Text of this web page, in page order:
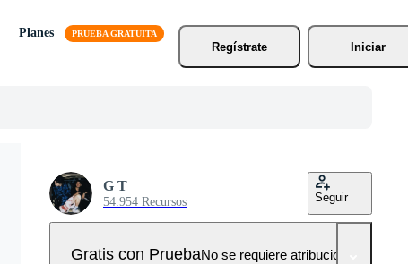
Planes
Regístrate
Iniciar
G T
54.954 Recursos Seguir
Gratis con PruebaNo se requiere atribución!